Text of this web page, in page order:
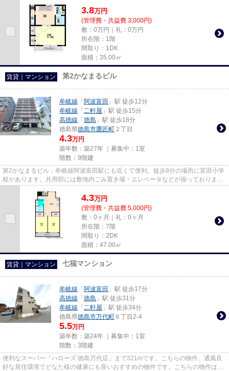
3.8万円
(管理費・共益費 3,000円)
敷：0万円｜礼：0万円
所在階：1階
間取り：1DK
面積：35.00㎡
賃貸｜マンション 第2かなまるビル
牟岐線 「 阿波富田 」駅 徒歩12分
牟岐線 「 二軒屋 」駅 徒歩15分
高徳線 「 徳島 」駅 徒歩18分
徳島県徳島市鷹匠町 ２丁目
4.3万円
築年数：築27年 ｜募集中： 1室
階数：9階建
第2かなまるビル：牟岐線阿波富田駅にも近くて便利。徒歩8分の場所に富田小学
校があります。共用部には敷地内ごみ置き場・エレベータなどが揃っておりま
す。こちらはマンションタイプ...
4.3万円
(管理費・共益費 5,000円)
敷：0ヶ月｜礼：0ヶ月
所在階：7階
間取り：2DK
面積：47.00㎡
賃貸｜マンション 七福マンション
牟岐線 「 阿波富田 」駅 徒歩17分
高徳線 「 徳島 」駅 徒歩31分
牟岐線 「 二軒屋 」駅 徒歩34分
徳島県徳島市万代町 ６丁目2-4
5.5万円
築年数：築24年 ｜募集中： 1室
階数：3階建
便利なスーパー「ハローズ 徳島万代店」まで321mです。こちらの物件、通風良
好な居住環境でどなた様の健康にも良いおすすめの物件です。こちらの物件はマ